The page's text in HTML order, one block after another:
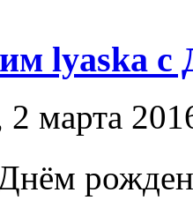
lyaska с
марта